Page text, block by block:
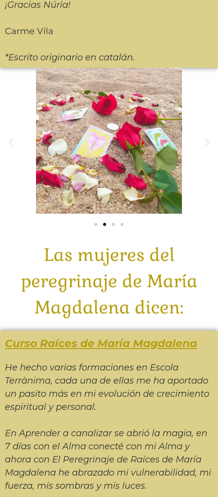
¡Gracias Núria!
Carme Vila
*Escrito originario en catalán.
Las mujeres del
peregrinaje de María
Magdalena dicen:
Curso Raíces de María Magdalena
He hecho varias formaciones en Escola
Terrànima, cada una de ellas me ha aportado
un pasito más en mi evolución de crecimiento
espiritual y personal.
En Aprender a canalizar se abrió la magia, en
7 días con el Alma conecté con mi Alma y
ahora con El Peregrinaje de Raíces de María
Magdalena he abrazado mi vulnerabilidad, mi
fuerza, mis sombras y mis luces.